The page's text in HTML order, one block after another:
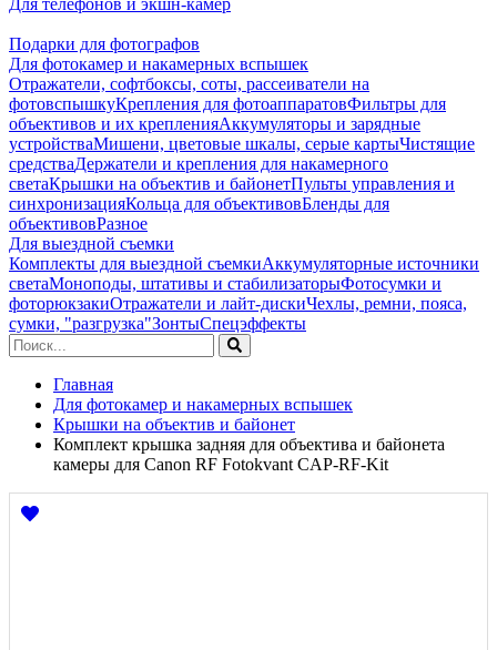
Для телефонов и экшн-камер
Подарки для фотографов
Для фотокамер и накамерных вспышек
Отражатели, софтбоксы, соты, рассеиватели на
фотовспышкуКрепления для фотоаппаратовФильтры для
объективов и их крепленияАккумуляторы и зарядные
устройстваМишени, цветовые шкалы, серые картыЧистящие
средстваДержатели и крепления для накамерного
светаКрышки на объектив и байонетПульты управления и
синхронизацияКольца для объективовБленды для
объективовРазное
Для выездной съемки
Комплекты для выездной съемкиАккумуляторные источники
светаМоноподы, штативы и стабилизаторыФотосумки и
фоторюкзакиОтражатели и лайт-дискиЧехлы, ремни, пояса,
сумки, "разгрузка"ЗонтыСпецэффекты
Главная
Для фотокамер и накамерных вспышек
Крышки на объектив и байонет
Комплект крышка задняя для объектива и байонета
камеры для Canon RF Fotokvant CAP-RF-Kit